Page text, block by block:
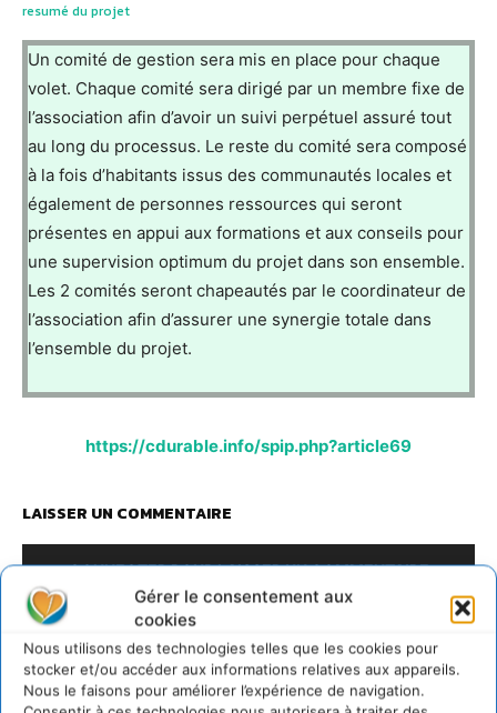
Gérer le consentement aux
cookies
Nous utilisons des technologies telles que les cookies pour
stocker et/ou accéder aux informations relatives aux appareils.
Nous le faisons pour améliorer l’expérience de navigation.
resumé du projet
Un comité de gestion sera mis en place pour chaque
volet. Chaque comité sera dirigé par un membre fixe de
l’association afin d’avoir un suivi perpétuel assuré tout
au long du processus. Le reste du comité sera composé
à la fois d’habitants issus des communautés locales et
également de personnes ressources qui seront
présentes en appui aux formations et aux conseils pour
une supervision optimum du projet dans son ensemble.
Les 2 comités seront chapeautés par le coordinateur de
l’association afin d’assurer une synergie totale dans
l’ensemble du projet.
https://cdurable.info/spip.php?article69
LAISSER UN COMMENTAIRE
CONNECTER POUR LAISSER UN COMMENTAIRE